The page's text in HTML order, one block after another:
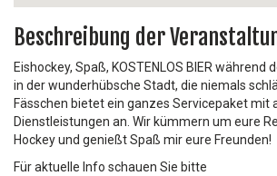
Beschreibung der
Eishockey, Spaß, KOSTENLOS BIER während
in der wunderhübsche Stadt, die niemals
Fässchen bietet ein ganzes Servicepaket mit
Dienstleistungen an. Wir kümmern um eure
Hockey und genießt Spaß mir eure Freunden!
Für aktuelle Info schauen Sie bitte